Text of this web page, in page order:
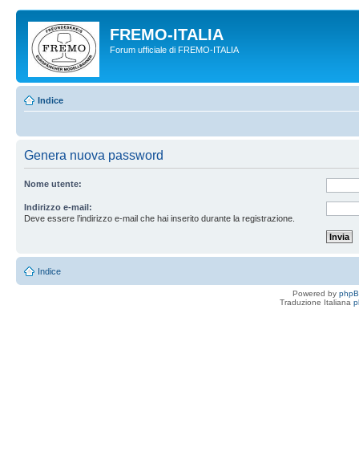
FREMO-ITALIA
Forum ufficiale di FREMO-ITALIA
Indice
Genera nuova password
Nome utente:
Indirizzo e-mail:
Deve essere l’indirizzo e-mail che hai inserito durante la registrazione.
Indice
Powered by
Traduzione Italiana